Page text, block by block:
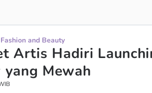
Fashion and Beauty
Artis Hadiri
Mewah